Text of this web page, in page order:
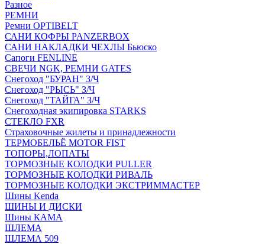
Разное
РЕМНИ
Ремни OPTIBELT
САНИ КОФРЫ PANZERBOX
САНИ НАКЛАДКИ ЧЕХЛЫ Бьюско
Сапоги FENLINE
СВЕЧИ NGK, РЕМНИ GATES
Снегоход "БУРАН" З/Ч
Снегоход "РЫСЬ" З/Ч
Снегоход "ТАЙГА" З/Ч
Снегоходная экипировка STARKS
СТЕКЛО FXR
Страховочные жилеты и принадлежности
ТЕРМОБЕЛЬЁ MOTOR FIST
ТОПОРЫ,ЛОПАТЫ
ТОРМОЗНЫЕ КОЛОДКИ PULLER
ТОРМОЗНЫЕ КОЛОДКИ РИВАЛЬ
ТОРМОЗНЫЕ КОЛОДКИ ЭКСТРИММАСТЕР
Шины Kenda
ШИНЫ И ДИСКИ
Шины КАМА
ШЛЕМА
ШЛЕМА 509